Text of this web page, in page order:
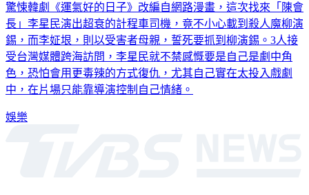
驚悚韓劇《運氣好的日子》改編自網路漫畫，這次找來「陳會
長」李星民演出超衰的計程車司機，竟不小心載到殺人魔柳演
錫，而李姃垠，則以受害者母親，誓死要抓到柳演錫。3人接
受台灣媒體跨海訪問，李星民就不禁感慨要是自己是劇中角
色，恐怕會用更毒辣的方式復仇，尤其自己實在太投入戲劇
中，在片場只能靠導演控制自己情緒。
娛樂